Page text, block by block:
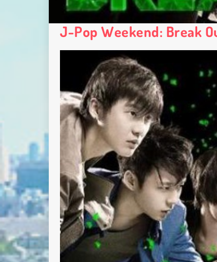
J-Pop Weekend: Break